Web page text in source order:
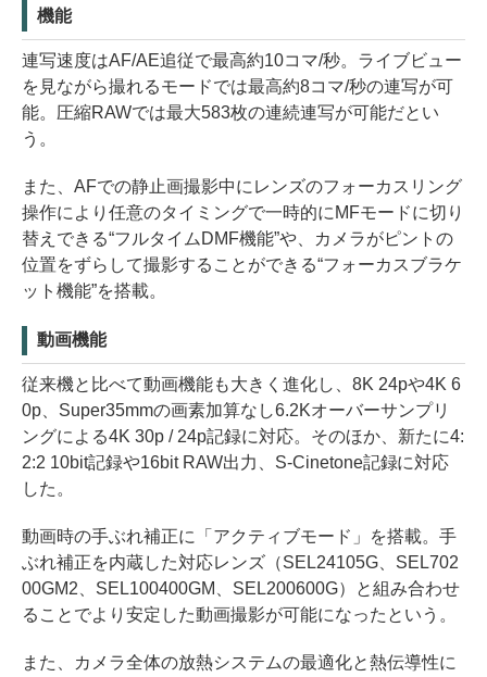
機能
連写速度はAF/AE追従で最高約10コマ/秒。ライブビュー
を見ながら撮れるモードでは最高約8コマ/秒の連写が可
能。圧縮RAWでは最大583枚の連続連写が可能だとい
う。
また、AFでの静止画撮影中にレンズのフォーカスリング
操作により任意のタイミングで一時的にMFモードに切り
替えできる“フルタイムDMF機能”や、カメラがピントの
位置をずらして撮影することができる“フォーカスブラケ
ット機能”を搭載。
動画機能
従来機と比べて動画機能も大きく進化し、8K 24pや4K 6
0p、Super35mmの画素加算なし6.2Kオーバーサンプリ
ングによる4K 30p / 24p記録に対応。そのほか、新たに4:
2:2 10bit記録や16bit RAW出力、S-Cinetone記録に対応
した。
動画時の手ぶれ補正に「アクティブモード」を搭載。手
ぶれ補正を内蔵した対応レンズ（SEL24105G、SEL702
00GM2、SEL100400GM、SEL200600G）と組み合わせ
ることでより安定した動画撮影が可能になったという。
また、カメラ全体の放熱システムの最適化と熱伝導性に